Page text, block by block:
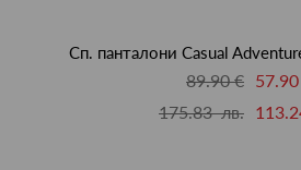
Сп. панталони Casual
89.90 €
175.83 лв.